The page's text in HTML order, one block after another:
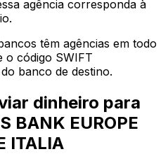
agência corresponda à
têm agências em todo
o código SWIFT
banco de destino.
dinheiro para
BANK EUROPE
ITALIA